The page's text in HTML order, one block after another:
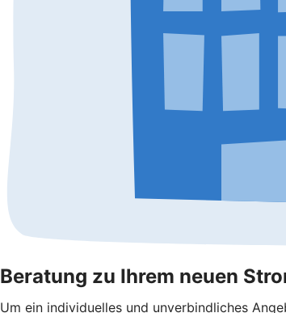
Beratung zu Ihrem neuen
Um ein individuelles und unverbindliches